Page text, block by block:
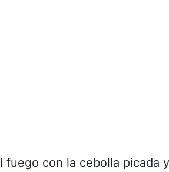
con la cebolla picada